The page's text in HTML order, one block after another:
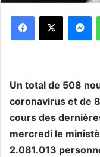
Un total de 508
coronavirus et de
cours des
mercredi le
2.081.013